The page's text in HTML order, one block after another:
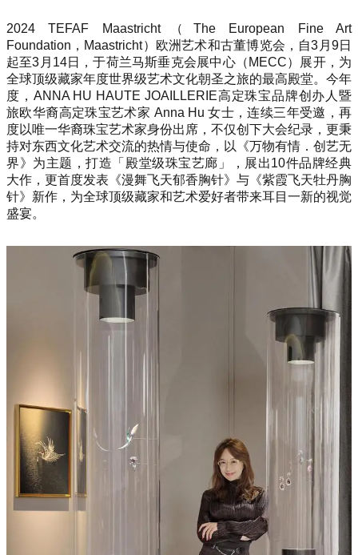
2024 TEFAF Maastricht（The European Fine Art
Foundation，Maastricht）欧洲艺术和古董博览会，自3月9日
起至3月14日，于荷兰马斯垂克会展中心（MECC）展开，为
全球顶级藏家年度世界级艺术文化朝圣之旅的最高殿堂。今年
度，ANNA HU HAUTE JOAILLERIE高定珠宝品牌创办人暨
旅欧华裔高定珠宝艺术家 Anna Hu 女士，连续三年受邀，再
度以唯一华裔珠宝艺术家身份出席，不仅创下大会纪录，更秉
持对东西文化艺术交流的热情与使命，以《万物有情．创艺无
界》为主题，打造「殿堂级珠宝艺廊」，展出10件品牌经典
大作，更首度发表《漫舞飞天郁香胸针》与《紫霞飞天牡丹胸
针》新作，为全球顶级藏家和艺术爱好者带来耳目一新的视觉
盛宴。